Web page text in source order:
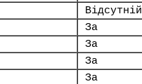
Відсутній
За
За
За
За